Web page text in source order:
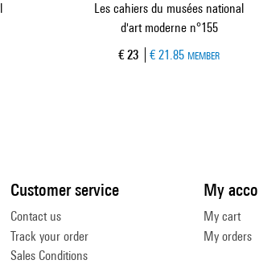
Les cahiers du musées national
d'art moderne n°155
Current price
€ 23 € 21.85 MEMBER
Customer service
Contact us
Track your order
Sales Conditions
My
My cart
My orders